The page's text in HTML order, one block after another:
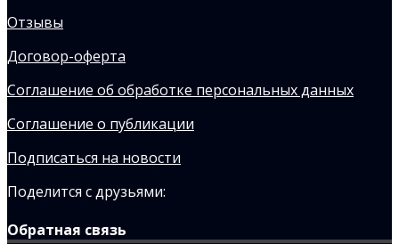
Отзывы
Договор-оферта
Соглашение об обработке персональных данных
Соглашение о публикации
Подписаться на новости
Поделится с друзьями:
Обратная связь